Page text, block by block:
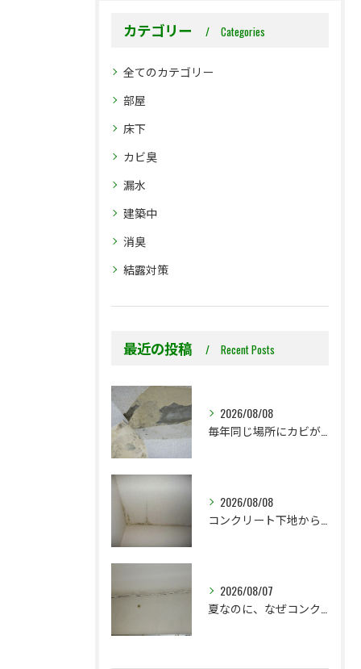
カテゴリー Categories
全てのカテゴリー
部屋
床下
カビ臭
漏水
建築中
消臭
結露対策
最近の投稿 Recent Posts
2026/08/08
2026/08/08
2026/08/07